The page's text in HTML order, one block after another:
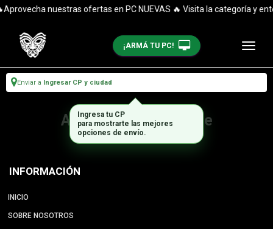
nuestras ofertas en PC NUEVAS 🔥 Visita la categoría y
¡ARMÁ TU PC!
Enviar a Ingresar CP y ciudad
Artículo no disponible
INFORMACIÓN
INICIO
SOBRE NOSOTROS
Ingresa tu CP
para mostrarte las mejores
opciones de envío.